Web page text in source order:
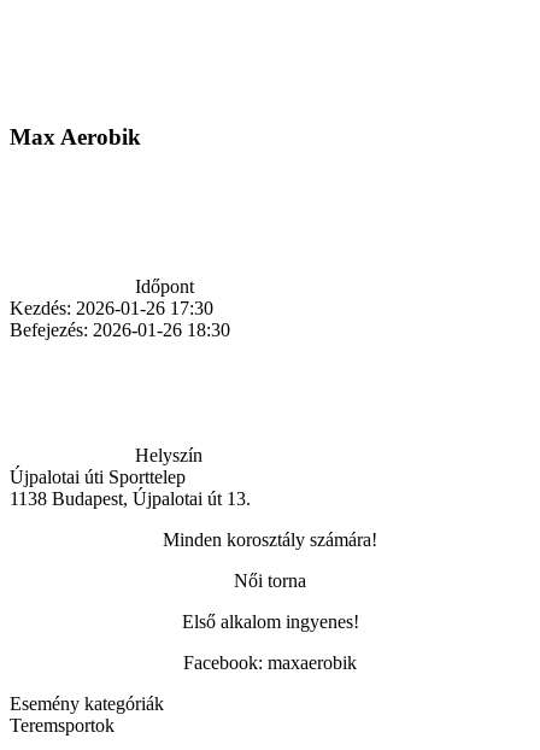
Max Aerobik
Időpont
Kezdés: 2026-01-26 17:30
Befejezés: 2026-01-26 18:30
Helyszín
Újpalotai úti Sporttelep
1138 Budapest, Újpalotai út 13.
Minden korosztály számára!
Női torna
Első alkalom ingyenes!
Facebook: maxaerobik
Esemény kategóriák
Teremsportok